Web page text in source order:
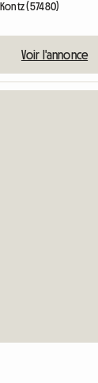
(57480)
Voir l'annonce